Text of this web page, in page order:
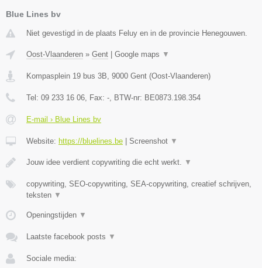
Blue Lines bv
Niet gevestigd in de plaats Feluy en in de provincie Henegouwen.
Oost-Vlaanderen » Gent | Google maps ▼
Kompasplein 19 bus 3B 9000 Gent (Oost-Vlaanderen)
Tel: 09 233 16 06 , Fax: - , BTW-nr: BE0873.198.354
E-mail › Blue Lines bv
Website: https://bluelines.be | Screenshot ▼
Jouw idee verdient copywriting die echt werkt. ▼
copywriting, SEO-copywriting, SEA-copywriting, creatief schrijven,
teksten ▼
Openingstijden ▼
Laatste facebook posts ▼
Sociale media: